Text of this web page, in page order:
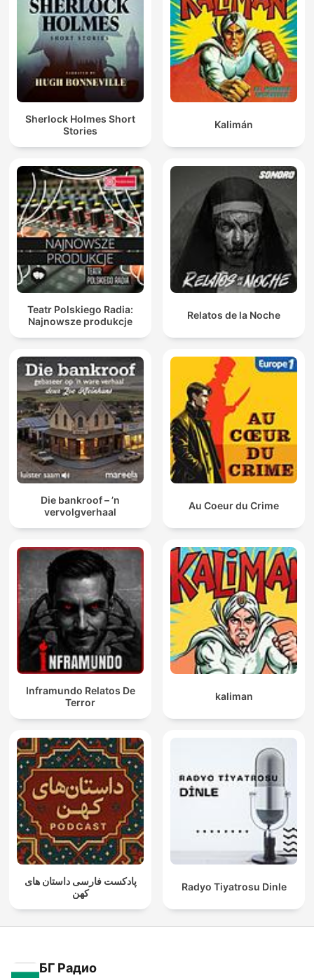
Sherlock Holmes Short
Stories
Kalimán
Teatr Polskiego Radia:
Najnowsze produkcje
Relatos de la Noche
Die bankroof – ’n
vervolgverhaal
Au Coeur du Crime
Inframundo Relatos De
Terror
kaliman
پادکست فارسی داستان های
کهن
Radyo Tiyatrosu Dinle
БГ Радио